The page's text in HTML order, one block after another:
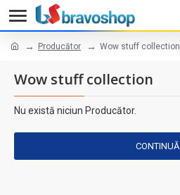
Producător Wow stuff collection
Wow stuff collection
Nu există niciun Producător.
CONTINUĂ